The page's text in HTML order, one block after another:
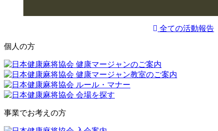
全ての活動報告
個人の方
事業でお考えの方